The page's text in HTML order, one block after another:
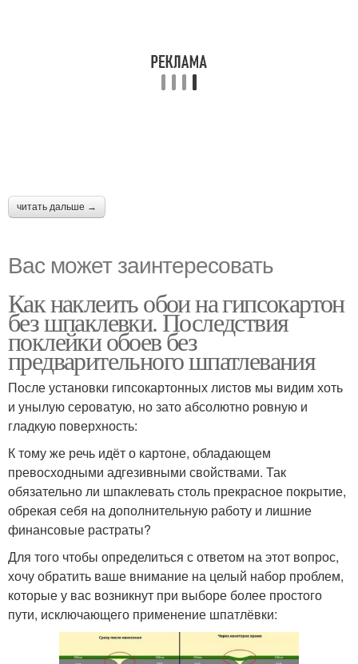
читать дальше →
Вас может заинтересовать
Как наклеить обои на гипсокартон
без шпаклевки. Последствия
поклейки обоев без
предварительного шпатлевания
После установки гипсокартонных листов мы видим хоть
и унылую сероватую, но зато абсолютно ровную и
гладкую поверхность:
К тому же речь идёт о картоне, обладающем
превосходными адгезивными свойствами. Так
обязательно ли шпаклевать столь прекрасное покрытие,
обрекая себя на дополнительную работу и лишние
финансовые растраты?
Для того чтобы определиться с ответом на этот вопрос,
хочу обратить ваше внимание на целый набор проблем,
которые у вас возникнут при выборе более простого
пути, исключающего применение шпатлёвки: